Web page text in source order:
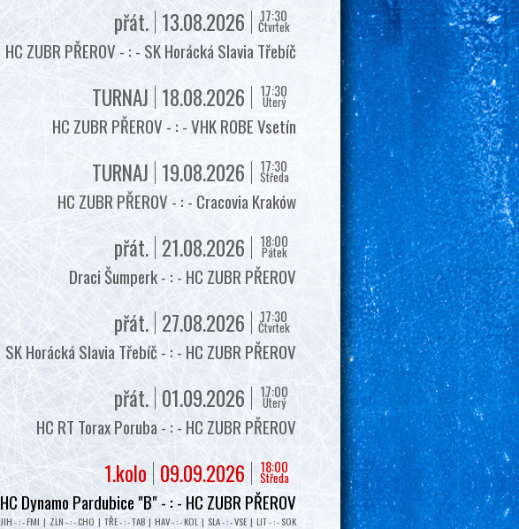
17:30
Čtvrtek
13.08.2026
přát.
HC ZUBR PŘEROV - : - SK Horácká Slavia Třebíč
17:30
Úterý
18.08.2026
TURNAJ
HC ZUBR PŘEROV - : - VHK ROBE Vsetín
17:30
Středa
19.08.2026
TURNAJ
HC ZUBR PŘEROV - : - Cracovia Kraków
18:00
Pátek
21.08.2026
přát.
Draci Šumperk - : - HC ZUBR PŘEROV
17:30
Čtvrtek
27.08.2026
přát.
SK Horácká Slavia Třebíč - : - HC ZUBR PŘEROV
17:00
Úterý
01.09.2026
přát.
HC RT Torax Poruba - : - HC ZUBR PŘEROV
18:00
Středa
09.09.2026
1.kolo
HC Dynamo Pardubice "B" - : - HC ZUBR PŘEROV
JIH - : - FMI | ZLN - : - CHO | TŘE - : - TAB | HAV - : - KOL | SLA - : - VSE | LIT - : - SOK